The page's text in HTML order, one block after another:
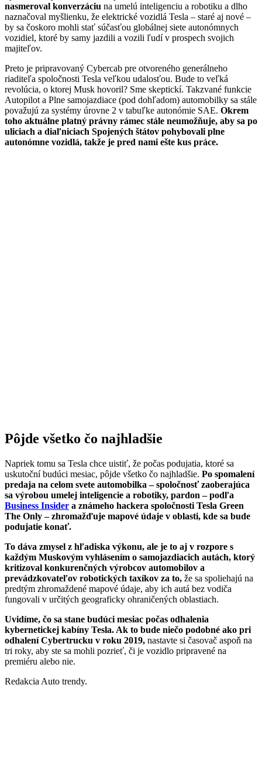
nasmeroval konverzáciu na umelú inteligenciu a robotiku a dlho
naznačoval myšlienku, že elektrické vozidlá Tesla – staré aj nové –
by sa čoskoro mohli stať súčasťou globálnej siete autonómnych
vozidiel, ktoré by samy jazdili a vozili ľudí v prospech svojich
majiteľov.
Preto je pripravovaný Cybercab pre otvoreného generálneho
riaditeľa spoločnosti Tesla veľkou udalosťou. Bude to veľká
revolúcia, o ktorej Musk hovoril? Sme skeptickí. Takzvané funkcie
Autopilot a Plne samojazdiace (pod dohľadom) automobilky sa stále
považujú za systémy úrovne 2 v tabuľke autonómie SAE. Okrem
toho aktuálne platný právny rámec stále neumožňuje, aby sa po
uliciach a diaľniciach Spojených štátov pohybovali plne
autonómne vozidlá, takže je pred nami ešte kus práce.
Pôjde všetko čo najhladšie
Napriek tomu sa Tesla chce uistiť, že počas podujatia, ktoré sa
uskutoční budúci mesiac, pôjde všetko čo najhladšie. Po spomalení
predaja na celom svete automobilka – spoločnosť zaoberajúca
sa výrobou umelej inteligencie a robotiky, pardon – podľa
Business Insider a známeho hackera spoločnosti Tesla Green
The Only – zhromažďuje mapové údaje v oblasti, kde sa bude
podujatie konať.
To dáva zmysel z hľadiska výkonu, ale je to aj v rozpore s
každým Muskovým vyhlásením o samojazdiacich autách, ktorý
kritizoval konkurenčných výrobcov automobilov a
prevádzkovateľov robotických taxíkov za to, že sa spoliehajú na
predtým zhromaždené mapové údaje, aby ich autá bez vodiča
fungovali v určitých geograficky ohraničených oblastiach.
Uvidíme, čo sa stane budúci mesiac počas odhalenia
kybernetickej kabíny Tesla. Ak to bude niečo podobné ako pri
odhalení Cybertrucku v roku 2019, nastavte si časovač aspoň na
tri roky, aby ste sa mohli pozrieť, či je vozidlo pripravené na
premiéru alebo nie.
Redakcia Auto trendy.